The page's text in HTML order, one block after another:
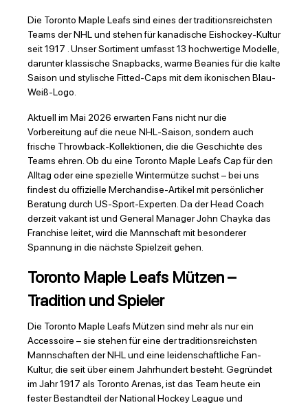
Die Toronto Maple Leafs sind eines der traditionsreichsten
Teams der NHL und stehen für kanadische Eishockey-Kultur
seit 1917 . Unser Sortiment umfasst 13 hochwertige Modelle,
darunter klassische Snapbacks, warme Beanies für die kalte
Saison und stylische Fitted-Caps mit dem ikonischen Blau-
Weiß-Logo.
Aktuell im Mai 2026 erwarten Fans nicht nur die
Vorbereitung auf die neue NHL-Saison, sondern auch
frische Throwback-Kollektionen, die die Geschichte des
Teams ehren. Ob du eine Toronto Maple Leafs Cap für den
Alltag oder eine spezielle Wintermütze suchst – bei uns
findest du offizielle Merchandise-Artikel mit persönlicher
Beratung durch US-Sport-Experten. Da der Head Coach
derzeit vakant ist und General Manager John Chayka das
Franchise leitet, wird die Mannschaft mit besonderer
Spannung in die nächste Spielzeit gehen.
Toronto Maple Leafs Mützen –
Tradition und Spieler
Die Toronto Maple Leafs Mützen sind mehr als nur ein
Accessoire – sie stehen für eine der traditionsreichsten
Mannschaften der NHL und eine leidenschaftliche Fan-
Kultur, die seit über einem Jahrhundert besteht. Gegründet
im Jahr 1917 als Toronto Arenas, ist das Team heute ein
fester Bestandteil der National Hockey League und